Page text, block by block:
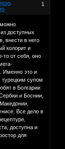
1
доступных
внести в него
колорит и
то от себя, оно
Именно это и
турецким супом
в Болгарии
и Боснии,
Все дело в
доступна и
для